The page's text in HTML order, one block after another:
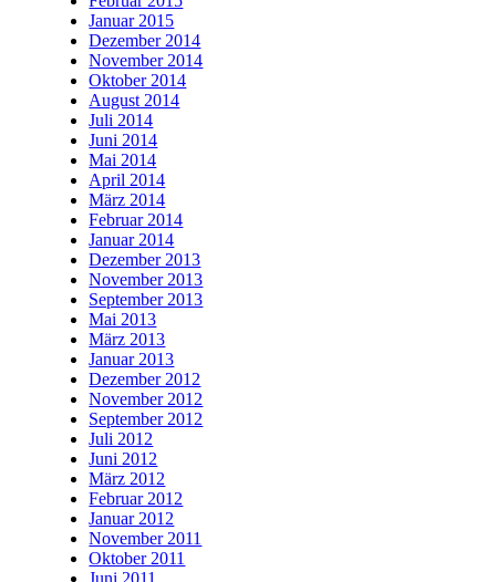
Januar 2015
Dezember 2014
November 2014
Oktober 2014
August 2014
Juli 2014
Juni 2014
Mai 2014
April 2014
März 2014
Februar 2014
Januar 2014
Dezember 2013
November 2013
September 2013
Mai 2013
März 2013
Januar 2013
Dezember 2012
November 2012
September 2012
Juli 2012
Juni 2012
März 2012
Februar 2012
Januar 2012
November 2011
Oktober 2011